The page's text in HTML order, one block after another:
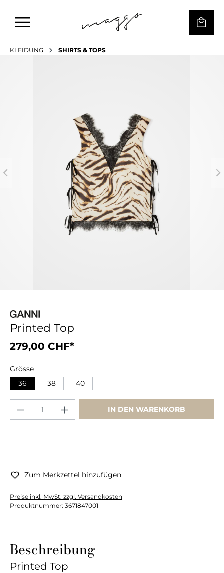
KLEIDUNG SHIRTS & TOPS
Printed Top
279,00 CHF*
Grösse
36
38 40
IN DEN WARENKORB
Zum Merkzettel hinzufügen
Preise inkl. MwSt. zzgl. Versandkosten
Produktnummer: 3671847001
Beschreibung
Printed Top